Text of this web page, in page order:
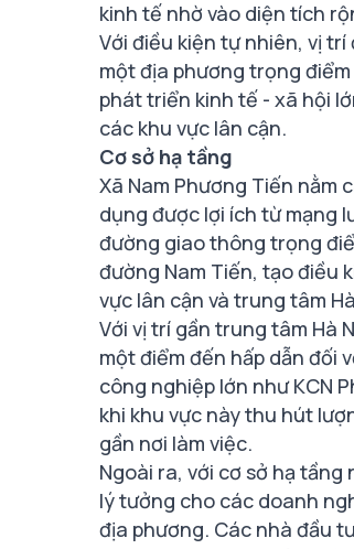
kinh tế nhờ vào diện tích
Với điều kiện tự nhiên, vị
một địa phương trọng
phát triển kinh tế - xã hội
các khu vực lân cận.
Cơ sở hạ tầng
Xã Nam Phương Tiến nằm
dụng được lợi ích từ mạng
đường giao thông trọng
đường Nam Tiến, tạo điều
vực lân cận và trung tâm
Với vị trí gần trung tâm Hà
một điểm đến hấp dẫn đối
công nghiệp lớn như KCN
khi khu vực này thu hút
gần nơi làm việc.
Ngoài ra, với cơ sở hạ
lý tưởng cho các doanh
địa phương. Các nhà đầu